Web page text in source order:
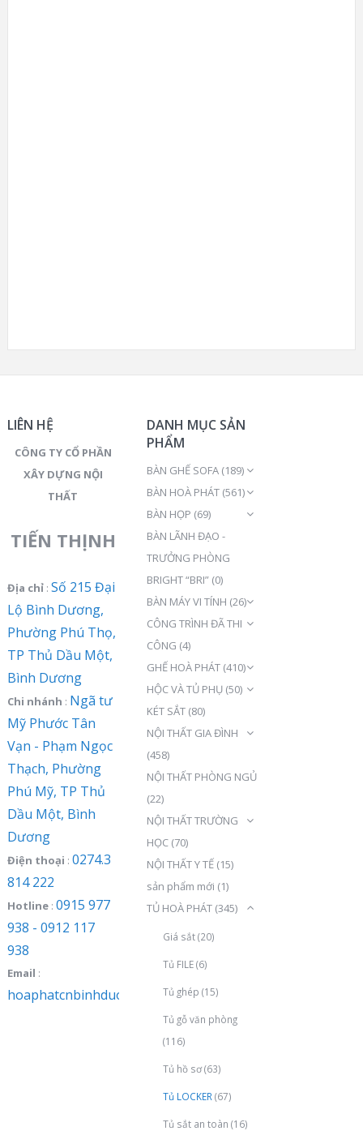
LIÊN HỆ
CÔNG TY CỔ PHẦN
XÂY DỰNG NỘI
THẤT
TIẾN THỊNH
Địa chỉ: Số 215 Đại
Lộ Bình Dương,
Phường Phú Thọ,
TP Thủ Dầu Một,
Bình Dương
Chi nhánh : Ngã tư
Mỹ Phước Tân
Vạn - Phạm Ngọc
Thạch, Phường
Phú Mỹ, TP Thủ
Dầu Một, Bình
Dương
Điện thoại : 0274.3
814 222
Hotline: 0915 977
938 - 0912 117
938
Email :
hoaphatcnbinhduong@gmail.com
DANH MỤC SẢN
PHẨM
BÀN GHẾ SOFA (189)
BÀN HOÀ PHÁT (561)
BÀN HỌP (69)
BÀN LÃNH ĐẠO -
TRƯỞNG PHÒNG
BRIGHT “BRI” (0)
BÀN MÁY VI TÍNH (26)
CÔNG TRÌNH ĐÃ THI
CÔNG (4)
GHẾ HOÀ PHÁT (410)
HỘC VÀ TỦ PHỤ (50)
KÉT SẮT (80)
NỘI THẤT GIA ĐÌNH
(458)
NỘI THẤT PHÒNG NGỦ
(22)
NỘI THẤT TRƯỜNG
HỌC (70)
NỘI THẤT Y TẾ (15)
sản phẩm mới (1)
TỦ HOÀ PHÁT (345)
Giá sắt(20)
Tủ FILE(6)
Tủ ghép (15)
Tủ gỗ văn phòng
(116)
Tủ hồ sơ(63)
Tủ LOCKER (67)
Tủ sắt an toàn (16)